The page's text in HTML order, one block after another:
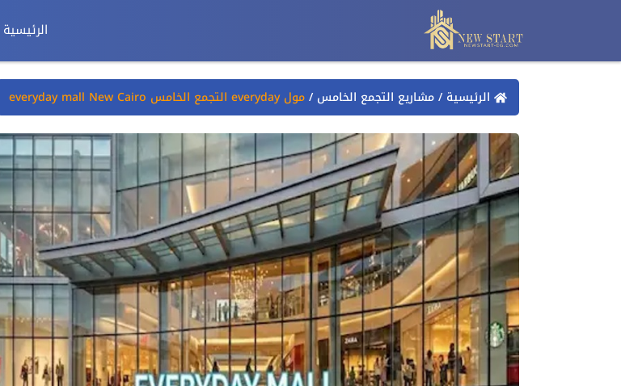
الرئيسية
الرئيسية /مشاريع التجمع الخامس /مول everyday التجمع الخامس everyday mall New Cairo